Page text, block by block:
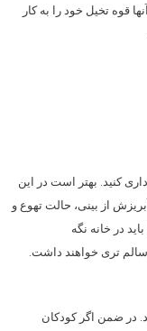
قوه تخیل خود را به كار
كنید. بهتر است در این
از بینی، حالت تهوع و
در خانه نگه
تری خواهند داشت.
در ضمن اگر كودكان